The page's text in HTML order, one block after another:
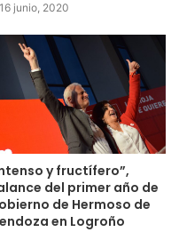
16 junio, 2020
y fructífero”,
del primer año de
de Hermoso de
en Logroño